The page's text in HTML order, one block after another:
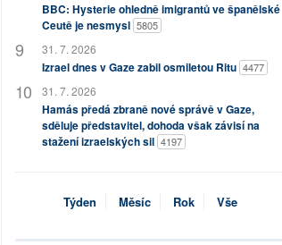
BBC: Hysterie ohledně imigrantů ve španělské
Ceutě je nesmysl 5805
31. 7. 2026
Izrael dnes v Gaze zabil osmiletou Ritu 4477
31. 7. 2026
Hamás předá zbraně nové správě v Gaze,
sděluje představitel, dohoda však závisí na
stažení izraelských sil 4197
Týden Měsíc Rok Vše